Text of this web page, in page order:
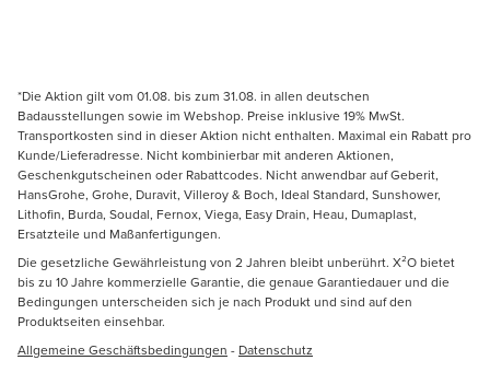
*Die Aktion gilt vom 01.08. bis zum 31.08. in allen deutschen
Badausstellungen sowie im Webshop. Preise inklusive 19% MwSt.
Transportkosten sind in dieser Aktion nicht enthalten. Maximal ein Rabatt pro
Kunde/Lieferadresse. Nicht kombinierbar mit anderen Aktionen,
Geschenkgutscheinen oder Rabattcodes. Nicht anwendbar auf Geberit,
HansGrohe, Grohe, Duravit, Villeroy & Boch, Ideal Standard, Sunshower,
Lithofin, Burda, Soudal, Fernox, Viega, Easy Drain, Heau, Dumaplast,
Ersatzteile und Maßanfertigungen.
Die gesetzliche Gewährleistung von 2 Jahren bleibt unberührt. X²O bietet
bis zu 10 Jahre kommerzielle Garantie, die genaue Garantiedauer und die
Bedingungen unterscheiden sich je nach Produkt und sind auf den
Produktseiten einsehbar.
Allgemeine Geschäftsbedingungen - Datenschutz